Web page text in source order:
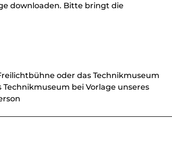
downloaden. Bitte bringt die
oder das Technikmuseum
bei Vorlage unseres